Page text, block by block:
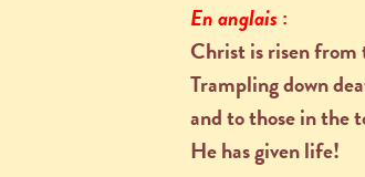
En anglais :
Christ is risen from
Trampling down
and to those in the
He has given life!